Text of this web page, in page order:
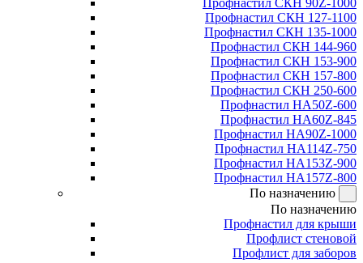
Профнастил СКН 90Z-1000
Профнастил СКН 127-1100
Профнастил СКН 135-1000
Профнастил СКН 144-960
Профнастил СКН 153-900
Профнастил СКН 157-800
Профнастил СКН 250-600
Профнастил НА50Z-600
Профнастил НА60Z-845
Профнастил НА90Z-1000
Профнастил НА114Z-750
Профнастил НА153Z-900
Профнастил НА157Z-800
По назначению
По назначению
Профнастил для крыши
Профлист стеновой
Профлист для заборов